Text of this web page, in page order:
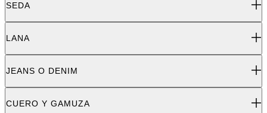
SEDA
LANA
JEANS O DENIM
CUERO Y GAMUZA